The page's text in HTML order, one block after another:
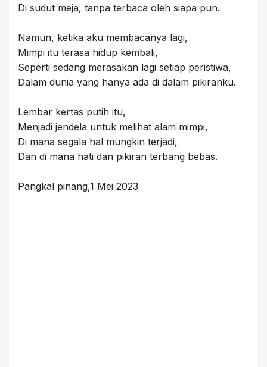
Di sudut meja, tanpa terbaca oleh siapa pun.
Namun, ketika aku membacanya lagi,
Mimpi itu terasa hidup kembali,
Seperti sedang merasakan lagi setiap peristiwa,
Dalam dunia yang hanya ada di dalam pikiranku.
Lembar kertas putih itu,
Menjadi jendela untuk melihat alam mimpi,
Di mana segala hal mungkin terjadi,
Dan di mana hati dan pikiran terbang bebas.
Pangkal pinang,1 Mei 2023